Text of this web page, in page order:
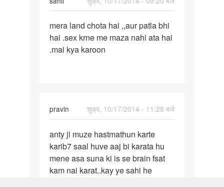
mera
land
chota
mera land chota hai ,,aur patla bhi
hai .sex krne me maza nahi ata hai
.mai kya karoon
pravin
शुक्र, 10/17/2014 - 11:28 बजे
anty
ji
muze
hastmathun
anty ji muze hastmathun karte
karib7 saal huve aaj bi karata hu
mene asa suna ki is se brain fsat
kam nai karat..kay ye sahi he